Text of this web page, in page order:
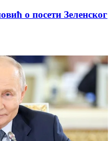
о посети Зеленског